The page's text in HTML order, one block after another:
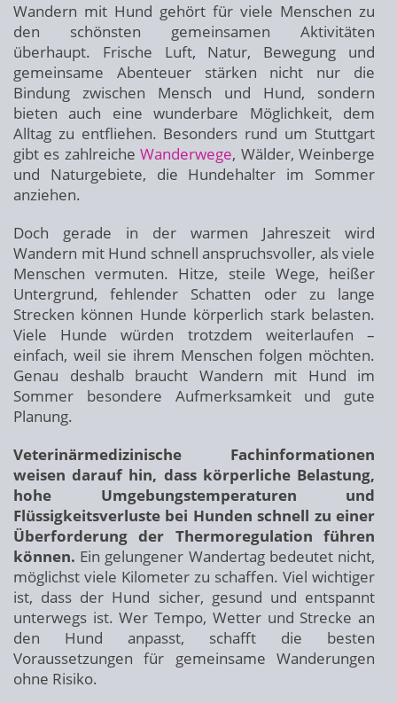
Wandern mit Hund gehört für viele Menschen zu
den schönsten gemeinsamen Aktivitäten
überhaupt. Frische Luft, Natur, Bewegung und
gemeinsame Abenteuer stärken nicht nur die
Bindung zwischen Mensch und Hund, sondern
bieten auch eine wunderbare Möglichkeit, dem
Alltag zu entfliehen. Besonders rund um Stuttgart
gibt es zahlreicheWanderwege, Wälder, Weinberge
und Naturgebiete, die Hundehalter im Sommer
anziehen.
Doch gerade in der warmen Jahreszeit wird
Wandern mit Hund schnell anspruchsvoller, als viele
Menschen vermuten. Hitze, steile Wege, heißer
Untergrund, fehlender Schatten oder zu lange
Strecken können Hunde körperlich stark belasten.
Viele Hunde würden trotzdem weiterlaufen –
einfach, weil sie ihrem Menschen folgen möchten.
Genau deshalb braucht Wandern mit Hund im
Sommer besondere Aufmerksamkeit und gute
Planung.
Veterinärmedizinische Fachinformationen
weisen darauf hin, dass körperliche Belastung,
hohe Umgebungstemperaturen und
Flüssigkeitsverluste bei Hunden schnell zu einer
Überforderung der Thermoregulation führen
können. Ein gelungener Wandertag bedeutet nicht,
möglichst viele Kilometer zu schaffen. Viel wichtiger
ist, dass der Hund sicher, gesund und entspannt
unterwegs ist. Wer Tempo, Wetter und Strecke an
den Hund anpasst, schafft die besten
Voraussetzungen für gemeinsame Wanderungen
ohne Risiko.